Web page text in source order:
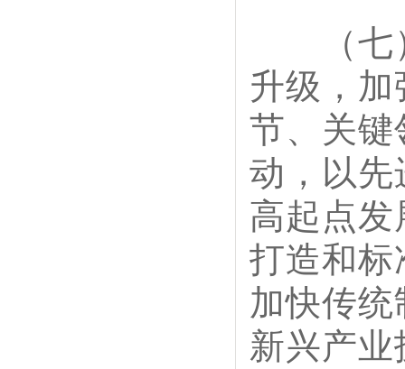
（七）
升级，
节、关键
动，以先
高起点
打造和标
加快传
新兴产